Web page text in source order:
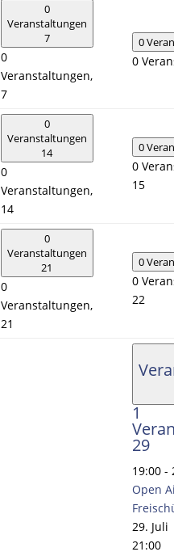
0
Veranstaltungen
7
0
Veranstaltungen,
7
0
0
0
Veranstaltungen
14
0
Veranstaltungen,
14
0
0
15
0
Veranstaltungen
21
0
Veranstaltungen,
21
0
0
22
1
29
19:00 -
Open
29. Juli
21:00